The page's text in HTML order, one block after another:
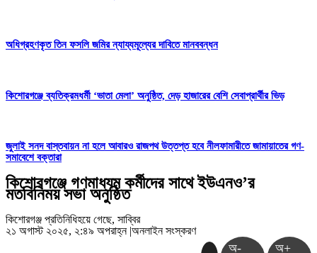
অধিগ্রহণকৃত তিন ফসলি জমির ন্যায্যমূল্যের দাবিতে মানববন্ধন
কিশোরগঞ্জে ব্যতিক্রমধর্মী ‘ভাতা মেলা’ অনুষ্ঠিত, দেড় হাজারের বেশি সেবাপ্রার্থীর ভিড়
জুলাই সনদ বাস্তবায়ন না হলে আবারও রাজপথ উত্তপ্ত হবে নীলফামারীতে জামায়াতের গণ-
সমাবেশে বক্তারা
কিশোরগঞ্জে গণমাধ্যম কর্মীদের সাথে ইউএনও’র
মতবিনিময় সভা অনুষ্ঠিত
কিশোরগঞ্জ প্রতিনিধিহয়ে গেছে, সাব্বির
২১ অগাস্ট ২০২৫, ২:৪৯ অপরাহ্ন |অনলাইন সংস্করণ
অ- অ+